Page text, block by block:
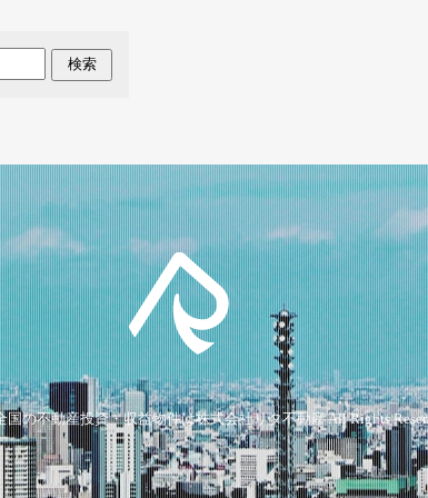
検索
国の不動産投資・収益物件は株式会社リタ不動産All Rights